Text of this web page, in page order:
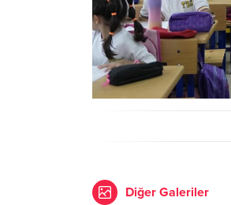
Diğer Galeriler